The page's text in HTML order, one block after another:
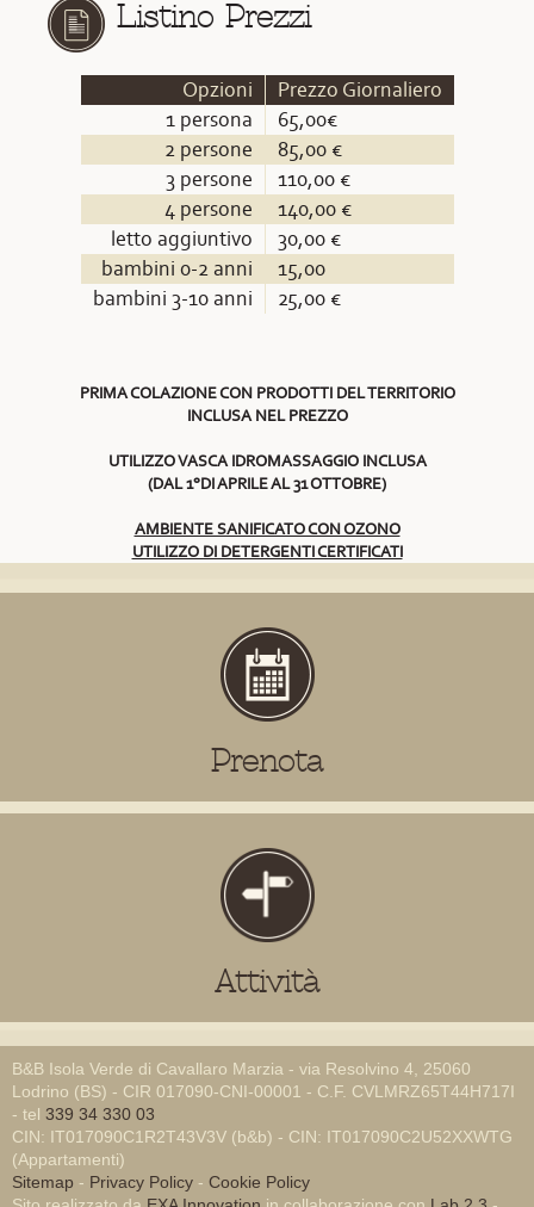
Listino Prezzi
Opzioni
Prezzo Giornaliero
1 persona
65,00€
2 persone
85,00 €
3 persone
110,00 €
4 persone
140,00 €
letto aggiuntivo
30,00 €
bambini 0-2 anni
15,00
bambini 3-10 anni
25,00 €
PRIMA COLAZIONE CON PRODOTTI DEL TERRITORIO
INCLUSA NEL PREZZO
UTILIZZO VASCA IDROMASSAGGIO INCLUSA
(DAL 1°DI APRILE AL 31 OTTOBRE)
AMBIENTE SANIFICATO CON OZONO
UTILIZZO DI DETERGENTI CERTIFICATI
Prenota
Attività
B&B Isola Verde di Cavallaro Marzia - via Resolvino 4, 25060
Lodrino (BS) - CIR 017090-CNI-00001 - C.F. CVLMRZ65T44H717I
- tel 339 34 330 03
CIN: IT017090C1R2T43V3V (b&b) - CIN: IT017090C2U52XXWTG
(Appartamenti)
Sitemap - Privacy Policy - Cookie Policy